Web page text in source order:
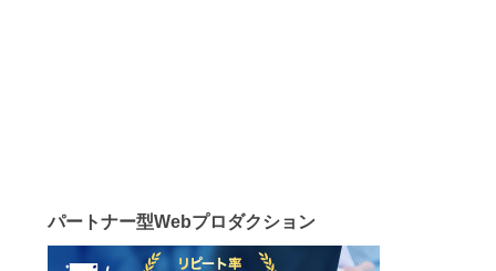
パートナー型Webプロダクション